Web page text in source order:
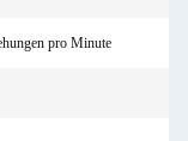
pro Minute